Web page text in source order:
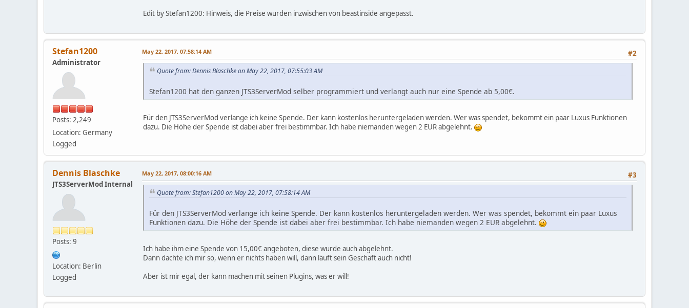
Edit by Stefan1200: Hinweis, die Preise wurden inzwischen von beastinside angepasst.
Stefan1200
Administrator
Posts: 2,249
Location: Germany
Logged
#2
May 22, 2017, 07:58:14 AM
Quote from: Dennis Blaschke on May 22, 2017, 07:55:03 AM
Stefan1200 hat den ganzen JTS3ServerMod selber programmiert und verlangt auch nur eine Spende ab 5,00€.
Für den JTS3ServerMod verlange ich keine Spende. Der kann kostenlos heruntergeladen werden. Wer was spendet, bekommt ein paar Luxus Funktionen
dazu. Die Höhe der Spende ist dabei aber frei bestimmbar. Ich habe niemanden wegen 2 EUR abgelehnt.
Dennis Blaschke
JTS3ServerMod Internal
Posts: 9
Location: Berlin
Logged
#3
May 22, 2017, 08:00:16 AM
Quote from: Stefan1200 on May 22, 2017, 07:58:14 AM
Für den JTS3ServerMod verlange ich keine Spende. Der kann kostenlos heruntergeladen werden. Wer was spendet, bekommt ein paar Luxus
Funktionen dazu. Die Höhe der Spende ist dabei aber frei bestimmbar. Ich habe niemanden wegen 2 EUR abgelehnt.
Ich habe ihm eine Spende von 15,00€ angeboten, diese wurde auch abgelehnt.
Dann dachte ich mir so, wenn er nichts haben will, dann läuft sein Geschäft auch nicht!
Aber ist mir egal, der kann machen mit seinen Plugins, was er will!